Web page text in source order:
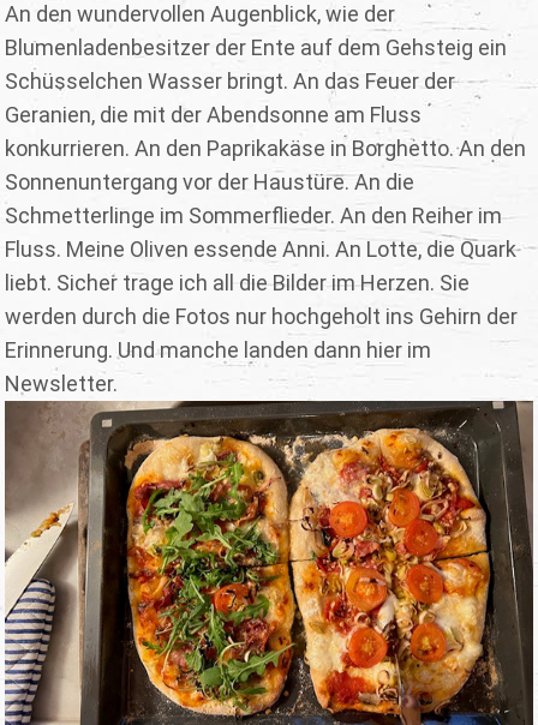
An den wundervollen Augenblick, wie der
Blumenladenbesitzer der Ente auf dem Gehsteig ein
Schüsselchen Wasser bringt. An das Feuer der
Geranien, die mit der Abendsonne am Fluss
konkurrieren. An den Paprikakäse in Borghetto. An den
Sonnenuntergang vor der Haustüre. An die
Schmetterlinge im Sommerflieder. An den Reiher im
Fluss. Meine Oliven essende Anni. An Lotte, die Quark
liebt. Sicher trage ich all die Bilder im Herzen. Sie
werden durch die Fotos nur hochgeholt ins Gehirn der
Erinnerung. Und manche landen dann hier im
Newsletter.